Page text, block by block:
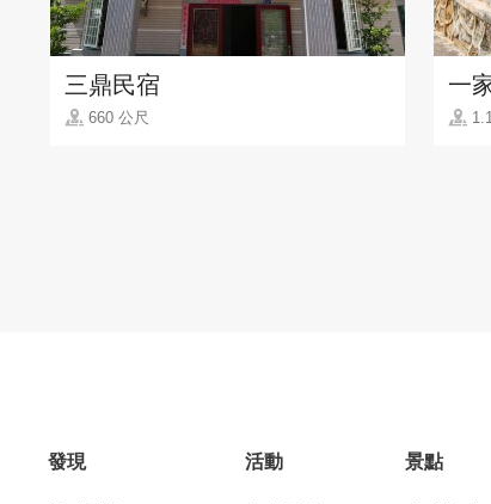
三鼎民宿
660 公尺
一
發現
活動
景點